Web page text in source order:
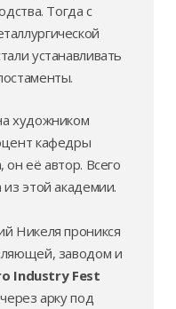
Тогда с
устанавливать
художником
кафедры
её автор. Всего
этой академии.
Никеля проникся
заводом и
Industry Fest
арку под